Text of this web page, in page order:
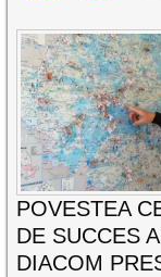
POVESTEA
DE SUCCES
DIACOM